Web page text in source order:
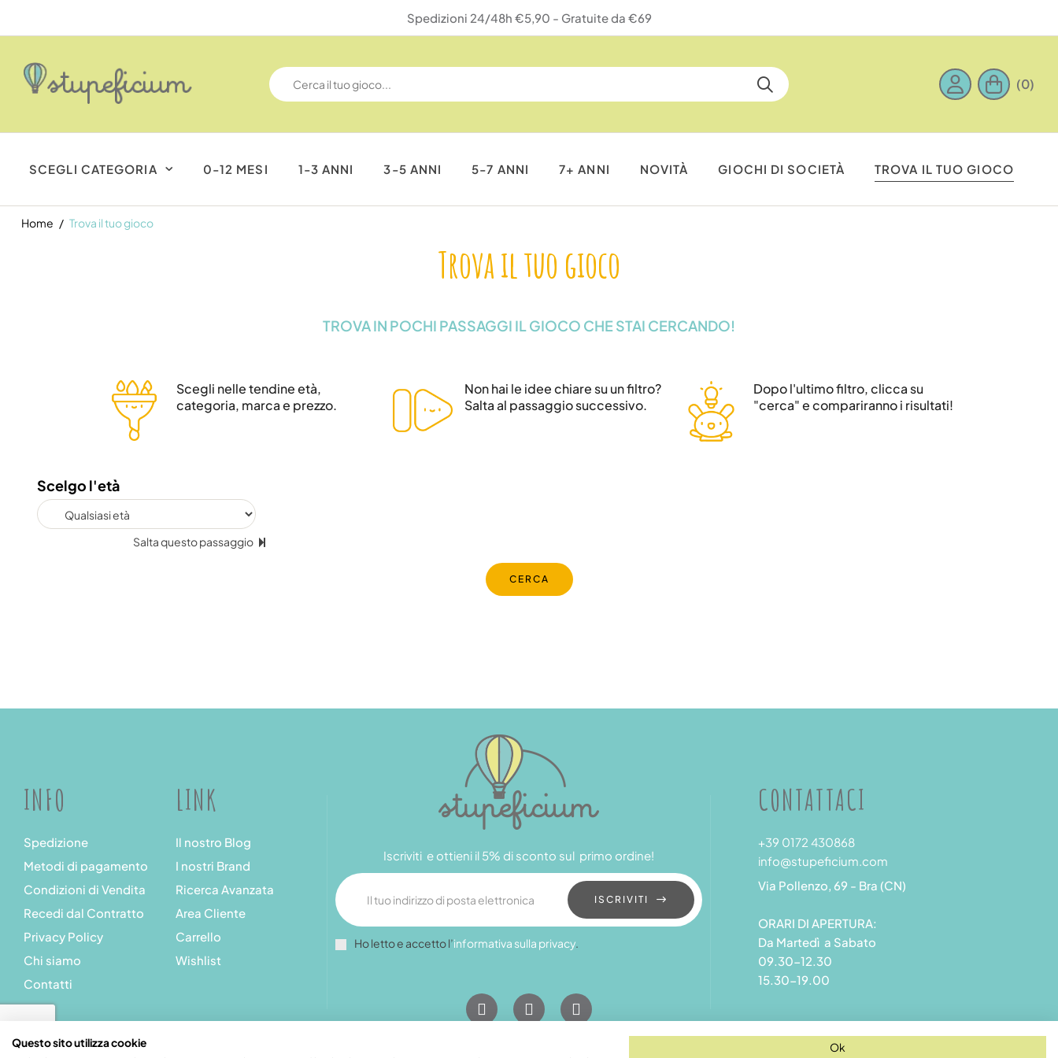
Reso gratuito entro 14 giorni
(0)
SCEGLI CATEGORIA 0-12 MESI 1-3 ANNI 3-5 ANNI 5-7 ANNI 7+ ANNI NOVITÀ GIOCHI DI SOCIETÀ TROVA IL TUO GIOCO
Home Trova il tuo gioco
Trova il tuo gioco
TROVA IN POCHI PASSAGGI IL GIOCO CHE STAI CERCANDO!
Scegli nelle tendine età,
categoria, marca e prezzo.
Non hai le idee chiare su un filtro?
Salta al passaggio successivo.
Dopo l'ultimo filtro, clicca su
"cerca" e compariranno i risultati!
Scelgo l'età
Salta questo passaggio
INFO
Spedizione
Metodi di pagamento
Condizioni di Vendita
Recedi dal Contratto
Privacy Policy
Chi siamo
Contatti
LINK
Il nostro Blog
I nostri Brand
Ricerca Avanzata
Area Cliente
Carrello
Wishlist
Iscriviti e ottieni il 5% di sconto sul primo ordine!
ISCRIVITI
Ho letto e accetto l’informativa sulla privacy.
CONTATTACI
+39 0172 430868
info@stupeficium.com
Via Pollenzo, 69 - Bra (CN)
ORARI DI APERTURA:
Da Martedì a Sabato
09.30-12.30
15.30-19.00
Questo sito utilizza cookie Ok